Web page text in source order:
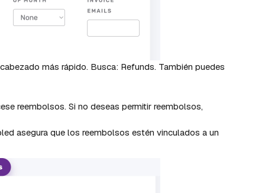
más rápido. Busca: Refunds. También puedes
reembolsos. Si no deseas permitir reembolsos,
asegura que los reembolsos estén vinculados a un